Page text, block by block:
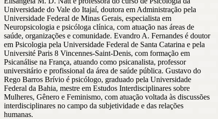
Universidade do Vale do Itajaí, doutora em Administração pela
Universidade Federal de Minas Gerais, especialista em
Neuropsicologia e psicóloga clínica, com atuação nas áreas de
saúde, organizações e comunidade. Evandro A. Fernandes é doutor
em Psicologia pela Universidade Federal de Santa Catarina e pela
Université Paris 8 Vincennes-Saint-Denis, com formação em
Psicanálise na França, atuando como psicanalista, professor
universitário e profissional da área de saúde pública. Gustavo do
Rego Barros Brívio é psicólogo, graduado pela Universidade
Federal da Bahia, mestre em Estudos Interdisciplinares sobre
Mulheres, Gênero e Feminismo, com atuação voltada às discussões
interdisciplinares no campo da subjetividade e das relações
humanas.